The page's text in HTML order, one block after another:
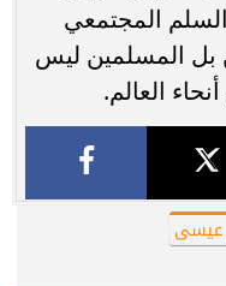
المجتمعي
بل المسلمين ليس
العالم.
عيسى